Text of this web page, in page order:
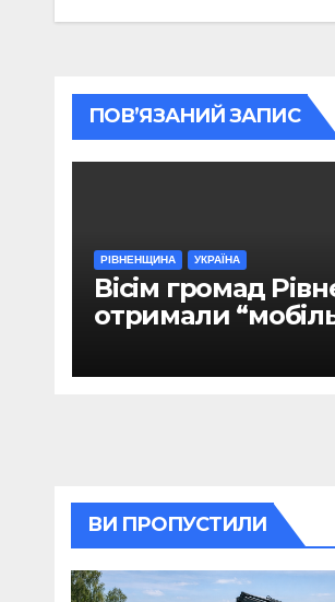
ПОВ’ЯЗАНИЙ ЗАПИС
РІВНЕНЩИНА УКРАЇНА
Вісім громад
отримали
ВИ ПРОПУСТИЛИ